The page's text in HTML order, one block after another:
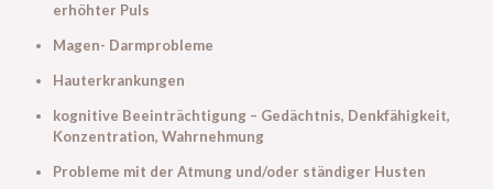
erhöhter Puls
Magen- Darmprobleme
Hauterkrankungen
kognitive Beeinträchtigung – Gedächtnis, Denkfähigkeit,
Konzentration, Wahrnehmung
Probleme mit der Atmung und/oder ständiger Husten